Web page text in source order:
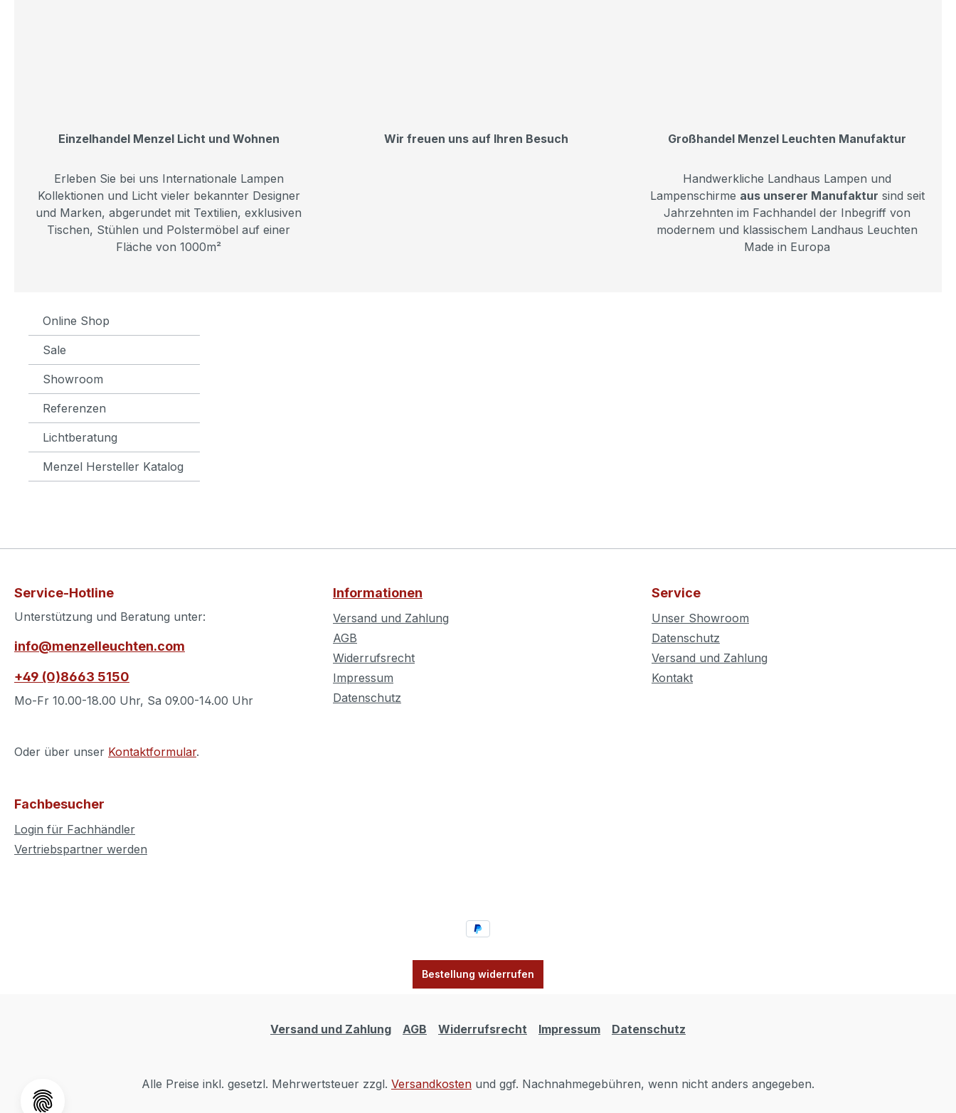
Einzelhandel Menzel Licht und Wohnen
Erleben Sie bei uns Internationale Lampen
Kollektionen und Licht vieler bekannter Designer
und Marken, abgerundet mit Textilien, exklusiven
Tischen, Stühlen und Polstermöbel auf einer
Fläche von 1000m²
Wir freuen uns auf Ihren Besuch Großhandel Menzel Leuchten Manufaktur
Handwerkliche Landhaus Lampen und
Lampenschirme aus unserer Manufaktur sind seit
Jahrzehnten im Fachhandel der Inbegriff von
modernem und klassischem Landhaus Leuchten
Made in Europa
Online Shop
Sale
Showroom
Referenzen
Lichtberatung
Menzel Hersteller Katalog
Service-Hotline
Unterstützung und Beratung unter:
info@menzelleuchten.com
+49 (0)8663 5150
Mo-Fr 10.00-18.00 Uhr, Sa 09.00-14.00 Uhr
Oder über unser Kontaktformular.
Informationen
Versand und Zahlung
AGB
Widerrufsrecht
Impressum
Datenschutz
Service
Unser Showroom
Datenschutz
Versand und Zahlung
Kontakt
Fachbesucher
Login für Fachhändler
Vertriebspartner werden
Bestellung widerrufen
Versand und Zahlung AGB Widerrufsrecht Impressum Datenschutz
Alle Preise inkl. gesetzl. Mehrwertsteuer zzgl. Versandkosten und ggf. Nachnahmegebühren, wenn nicht anders angegeben.